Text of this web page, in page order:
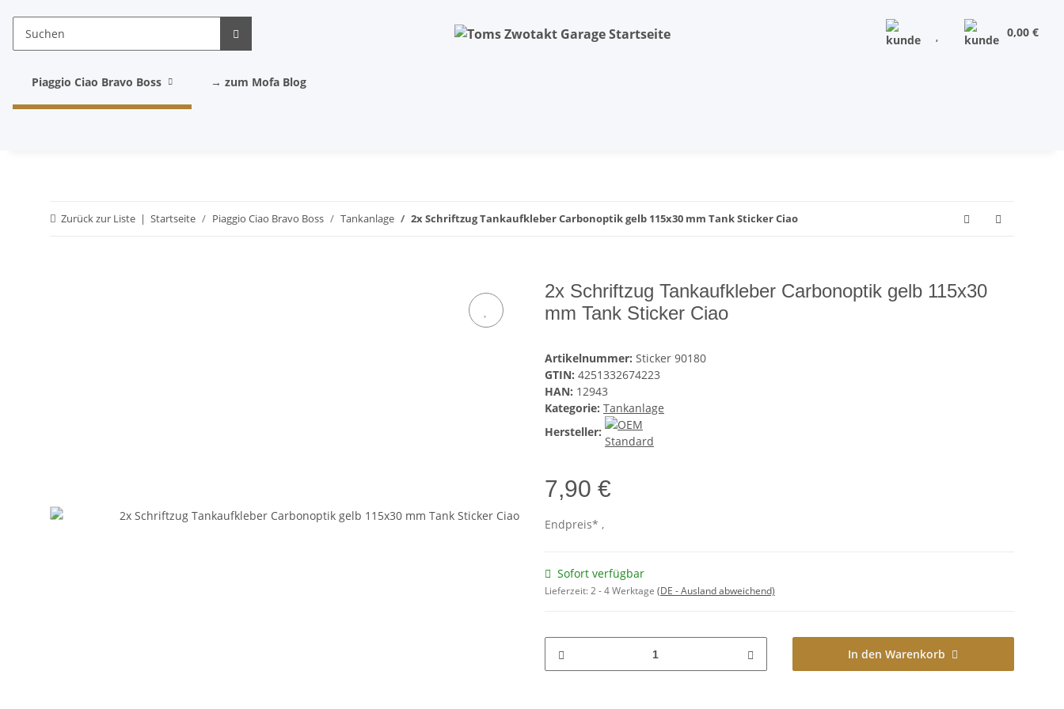
0,00 €
Piaggio Ciao Bravo Boss → zum Mofa Blog
Zurück zur Liste Startseite Piaggio Ciao Bravo Boss Tankanlage 2x Schriftzug Tankaufkleber Carbonoptik gelb 115x30 mm Tank Sticker Ciao
2x Schriftzug Tankaufkleber Carbonoptik gelb 115x30
mm Tank Sticker Ciao
Artikelnummer: Sticker 90180
GTIN: 4251332674223
HAN: 12943
Kategorie: Tankanlage
Hersteller:
7,90 €
Endpreis* ,
Sofort verfügbar
Lieferzeit:2 - 4 Werktage (DE - Ausland abweichend)
In den Warenkorb